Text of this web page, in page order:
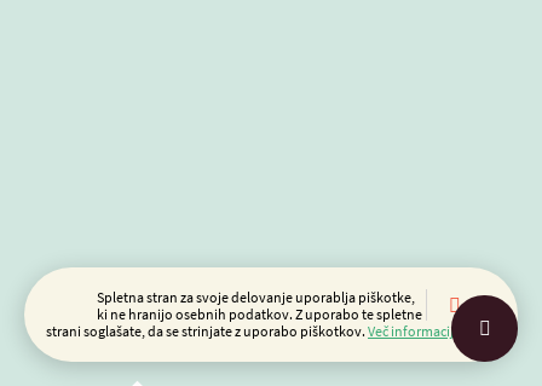
OK
Spletna stran za svoje delovanje uporablja piškotke,
ki ne hranijo osebnih podatkov. Z uporabo te spletne
strani soglašate, da se strinjate z uporabo piškotkov. Več informacij